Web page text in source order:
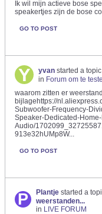
Ik wil mijn actieve bose
speakertjes zijn de bose
GO TO POST
yvan started a topic
in Forum om te
waarom zitten er
bijlagehttps://
Subwoofer-Frequency-
Speaker-Dedicated-
Audio/
913e32hUMp8W...
GO TO POST
Plantjestarted a
weerstanden...
in LIVE FORUM